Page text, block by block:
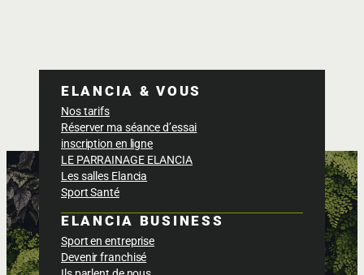
ELANCIA & VOUS
Nos tarifs
Réserver ma séance d’essai
inscription en ligne
LE PARRAINAGE ELANCIA
Les salles Elancia
Sport Santé
ELANCIA BUSINESS
Sport en entreprise
Devenir franchisé